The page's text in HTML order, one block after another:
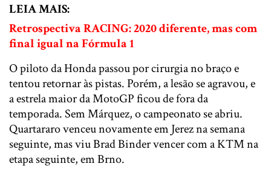
LEIA MAIS:
Retrospectiva RACING: 2020 diferente, mas com
final igual na Fórmula 1
O piloto da Honda passou por cirurgia no braço e
tentou retornar às pistas. Porém, a lesão se agravou, e
a estrela maior da MotoGP ficou de fora da
temporada. Sem Márquez, o campeonato se abriu.
Quartararo venceu novamente em Jerez na semana
seguinte, mas viu Brad Binder vencer com a KTM na
etapa seguinte, em Brno.